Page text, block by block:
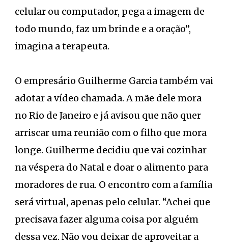
celular ou computador, pega a imagem de
todo mundo, faz um brinde e a oração”,
imagina a terapeuta.
O empresário Guilherme Garcia também vai
adotar a vídeo chamada. A mãe dele mora
no Rio de Janeiro e já avisou que não quer
arriscar uma reunião com o filho que mora
longe. Guilherme decidiu que vai cozinhar
na véspera do Natal e doar o alimento para
moradores de rua. O encontro com a família
será virtual, apenas pelo celular. “Achei que
precisava fazer alguma coisa por alguém
dessa vez. Não vou deixar de aproveitar a